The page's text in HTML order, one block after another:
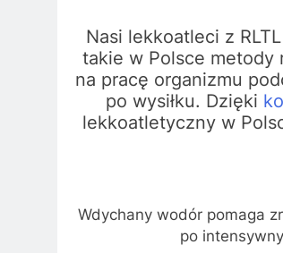
Nasi lekkoatleci z
takie w Polsce metody
na pracę organizmu
po wysiłku. Dzięki
lekkoatletyczny w
Wdychany wodór pomaga
po